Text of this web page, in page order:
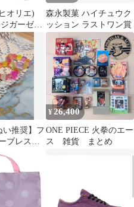
オリエ)
ガーゼタ
150cm ブ
ー 大判 バ
グ ラージ
森永製菓 ハイチュウク
ッション ラストワン賞
い推奨】フ
ブレスレ
メイド】
¥26,400
ONE PIECE 火拳のエー
ス 雑貨 まとめ